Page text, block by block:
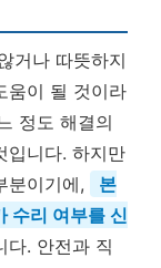
거나 따뜻하지
움이 될 것이라
정도 해결의
입니다. 하지만
분이기에,
본
수리 여부를 신
다. 안전과 직